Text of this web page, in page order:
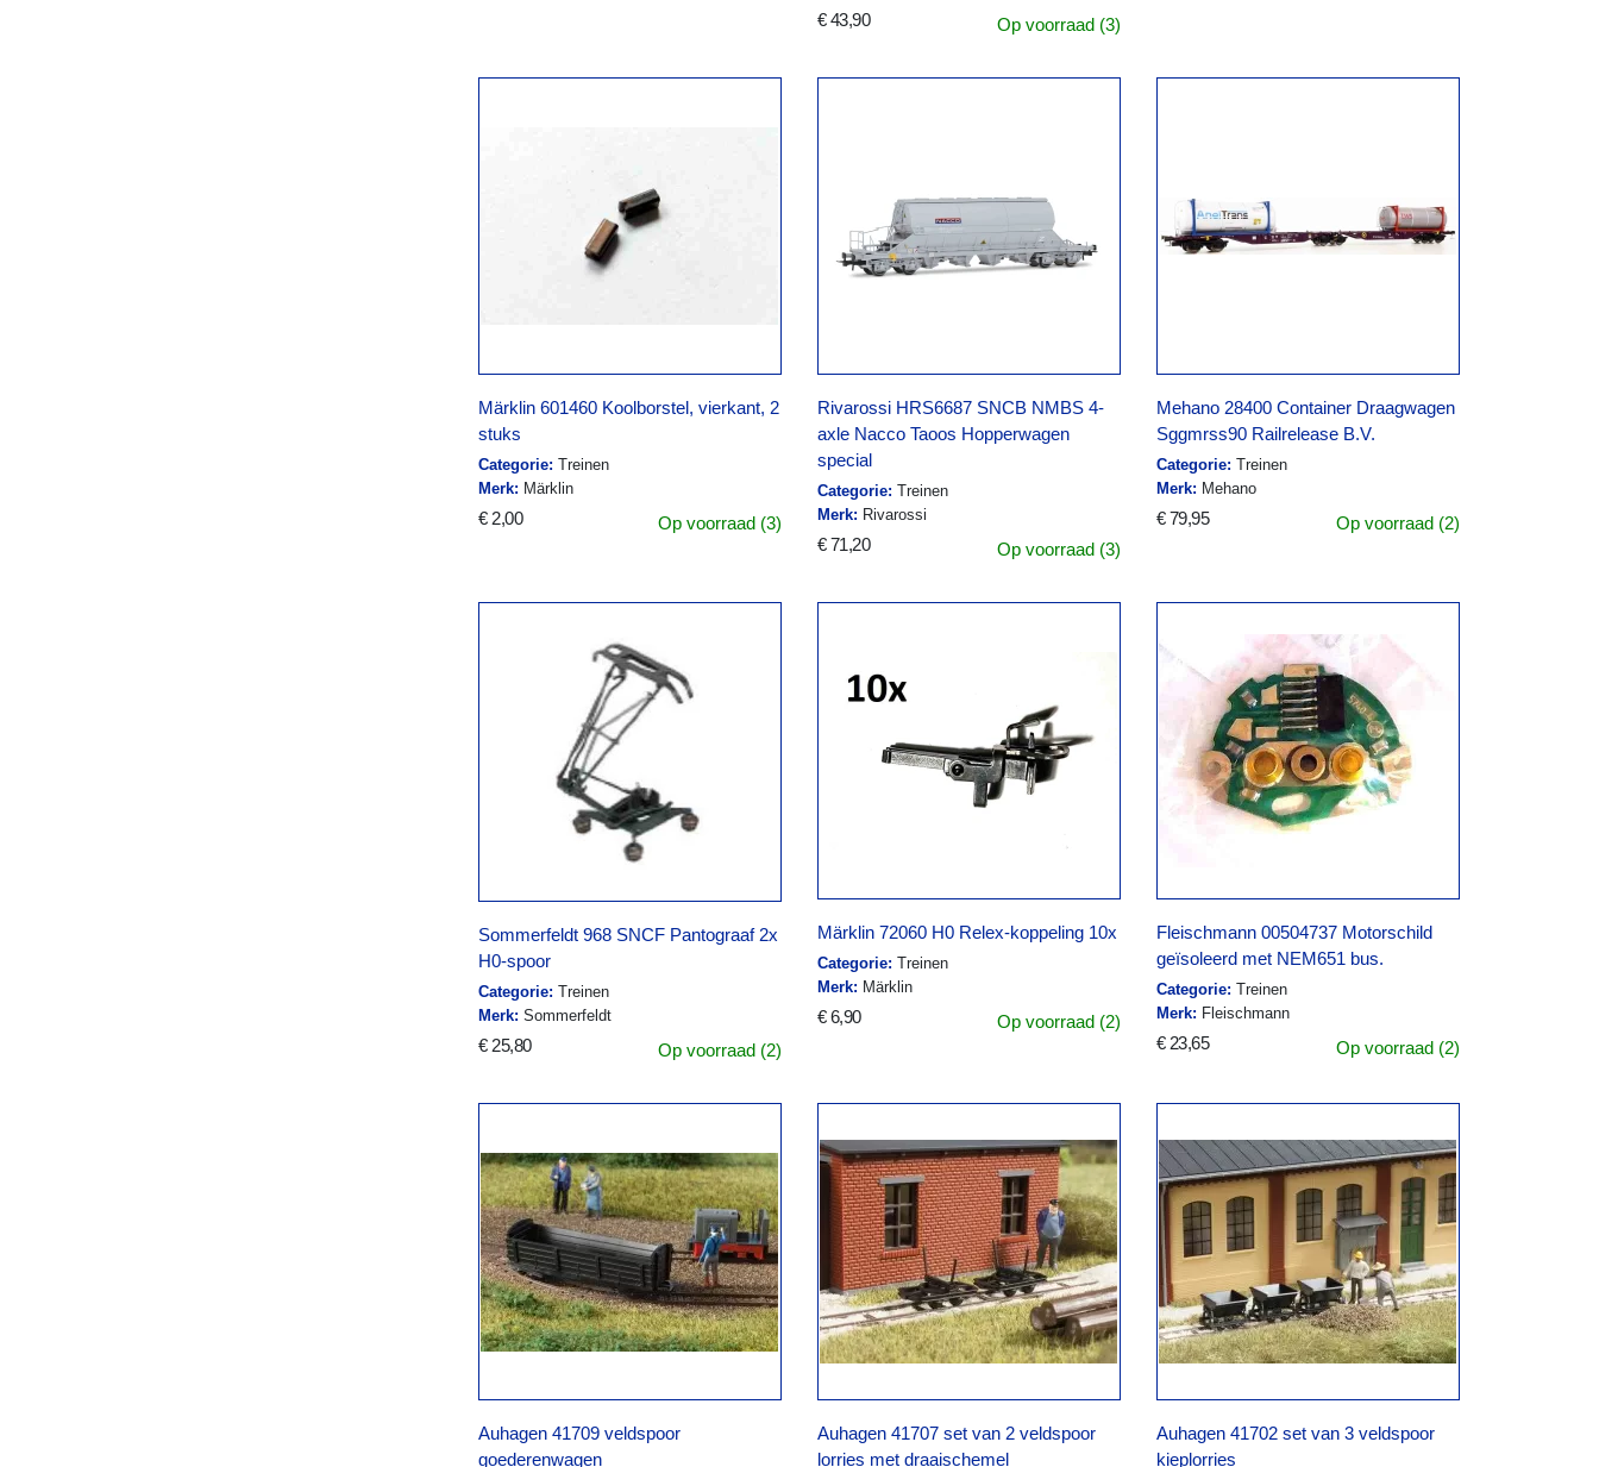
€ 43,90 Op voorraad (3)
Märklin 601460 Koolborstel, vierkant, 2
stuks
Categorie: Treinen
Merk: Märklin
€ 2,00 Op voorraad (3)
Rivarossi HRS6687 SNCB NMBS 4-
axle Nacco Taoos Hopperwagen
special
Categorie: Treinen
Merk: Rivarossi
€ 71,20 Op voorraad (3)
Mehano 28400 Container Draagwagen
Sggmrss90 Railrelease B.V.
Categorie: Treinen
Merk: Mehano
€ 79,95 Op voorraad (2)
Sommerfeldt 968 SNCF Pantograaf 2x
H0-spoor
Categorie: Treinen
Merk: Sommerfeldt
€ 25,80 Op voorraad (2)
Märklin 72060 H0 Relex-koppeling 10x
Categorie: Treinen
Merk: Märklin
€ 6,90 Op voorraad (2)
Fleischmann 00504737 Motorschild
geïsoleerd met NEM651 bus.
Categorie: Treinen
Merk: Fleischmann
€ 23,65 Op voorraad (2)
Auhagen 41709 veldspoor
goederenwagen
Auhagen 41707 set van 2 veldspoor
lorries met draaischemel
Auhagen 41702 set van 3 veldspoor
kieplorries